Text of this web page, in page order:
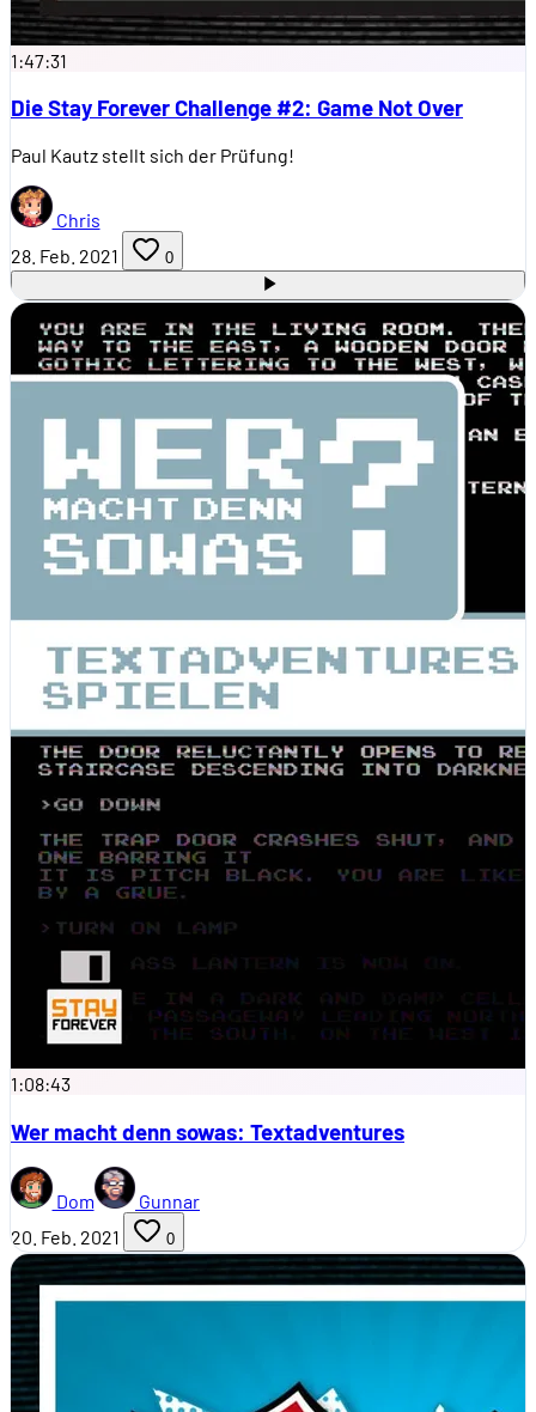
1:47:31
Die Stay Forever Challenge #2: Game Not Over
Paul Kautz stellt sich der Prüfung!
Chris
28. Feb. 2021
0
1:08:43
Wer macht denn sowas: Textadventures
Dom
Gunnar
20. Feb. 2021
0